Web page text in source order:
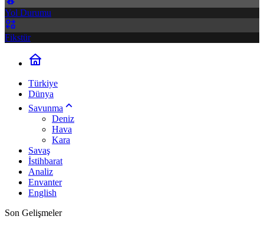
Yol Durumu
Fikstür
Türkiye
Dünya
Savunma
Deniz
Hava
Kara
Savaş
İstihbarat
Analiz
Envanter
English
Son Gelişmeler